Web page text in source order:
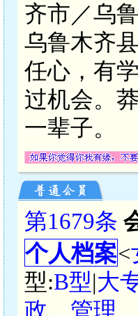
齐市／乌
乌鲁木齐
任心，有
过机会。
一辈子。
第1679条
个人档案<
型:B型|大
政、管理